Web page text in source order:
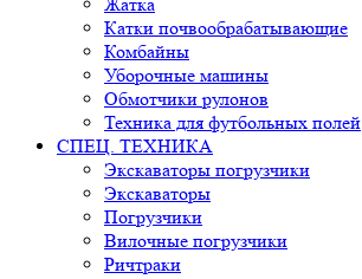
Катки почвообрабатывающие
Комбайны
Уборочные машины
Обмотчики рулонов
Техника для футбольных полей
СПЕЦ. ТЕХНИКА
Экскаваторы погрузчики
Экскаваторы
Погрузчики
Вилочные погрузчики
Ричтраки